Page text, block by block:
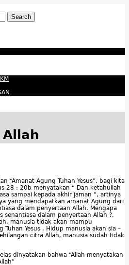
Pelayanan Holistik, Teknologi, dan
“Amanat Agung Tuhan Yesus”, bagi kita
28 : 20b menyatakan “ Dan ketahuilah
sampai kepada akhir jaman “, artinya
yang mendapatkan amanat Agung dari
dalam penyertaan Allah. Mengapa
senantiasa dalam penyertaan Allah ?,
manusia tidak akan mampu
Tuhan Yesus . Hidup manusia akan sia –
citra Allah, manusia sudah tidak
dinyatakan bahwa “Allah menyatakan